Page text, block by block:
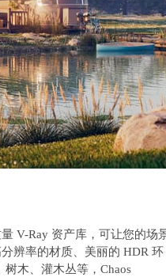
V-Ray 资产库，可让您的场
辨率的材质、美丽的 HDR 环
木、灌木丛等，Chaos